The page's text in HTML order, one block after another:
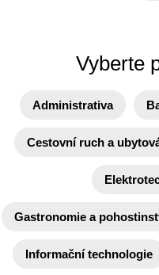
Vyberte
Administrativa
Cestovní ruch a
Gastronomie a
Informační technologie